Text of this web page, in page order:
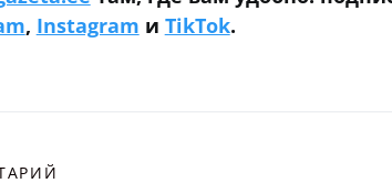
, Instagram и TikTok.